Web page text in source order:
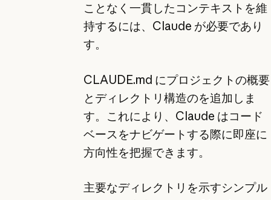
ことなく一貫したコンテキストを維
持するには、Claude が必要であり
す。
CLAUDE.md にプロジェクトの概要
とディレクトリ構造のを追加しま
す。これにより、Claude はコード
ベースをナビゲートする際に即座に
方向性を把握できます。
主要なディレクトリを示すシンプル